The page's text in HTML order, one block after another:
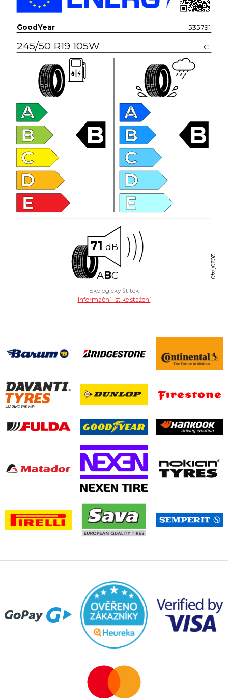
GoodYear 535791
245/50 R19 105W C1
A
B
C
D
E
B
A
B
C
D
E
B
71 dB
ABC 2020/740
Ekologický štítek
Informační list ke stažení